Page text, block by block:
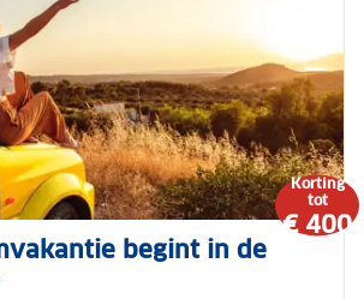
Korting
tot
€ 400
begint in de